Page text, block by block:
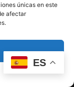
únicas en este
afectar
ES